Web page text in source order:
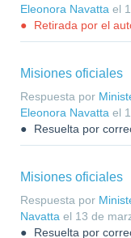
Eleonora Navatta el
Retirada por el
Misiones oficiales
Respuesta por
Eleonora Navatta el
Resuelta por
Misiones oficiales
Respuesta por
Navatta el 13 de
Resuelta por